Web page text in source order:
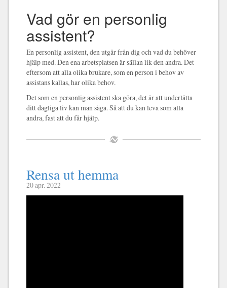
Vad gör en personlig
assistent?
En personlig assistent, den utgår från dig och vad du behöver
hjälp med. Den ena arbetsplatsen är sällan lik den andra. Det
eftersom att alla olika brukare, som en person i behov av
assistans kallas, har olika behov.
Det som en personlig assistent ska göra, det är att underlätta
ditt dagliga liv kan man säga. Så att du kan leva som alla
andra, fast att du får hjälp.
Rensa ut hemma
20 apr. 2022